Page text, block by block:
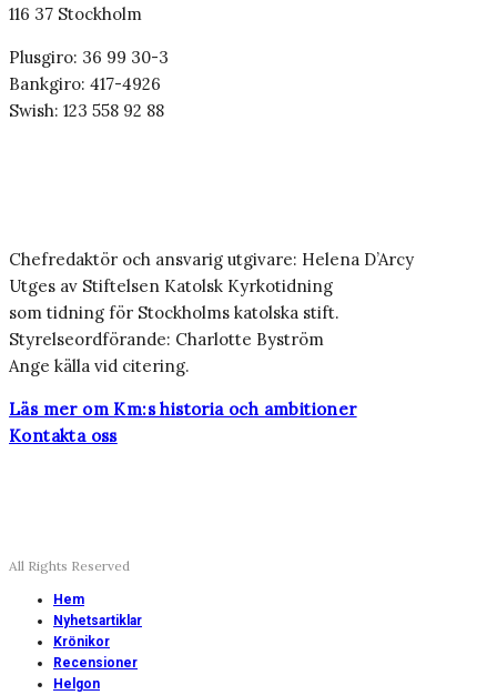
116 37 Stockholm
Plusgiro: 36 99 30-3
Bankgiro: 417-4926
Swish: 123 558 92 88
Chefredaktör och ansvarig utgivare: Helena D’Arcy
Utges av Stiftelsen Katolsk Kyrkotidning
som tidning för Stockholms katolska stift.
Styrelseordförande: Charlotte Byström
Ange källa vid citering.
Läs mer om Km:s historia och ambitioner
Kontakta oss
All Rights Reserved
Hem
Nyhetsartiklar
Krönikor
Recensioner
Helgon